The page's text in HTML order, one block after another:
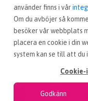
använder finns i vår
Om du avböjer så
besöker vår webbplats
placera en cookie i din
system kan se till att du
Godkänn
VAD ÄR INKÖP
OM EFFSO TOOLS
TERMINOLOGI